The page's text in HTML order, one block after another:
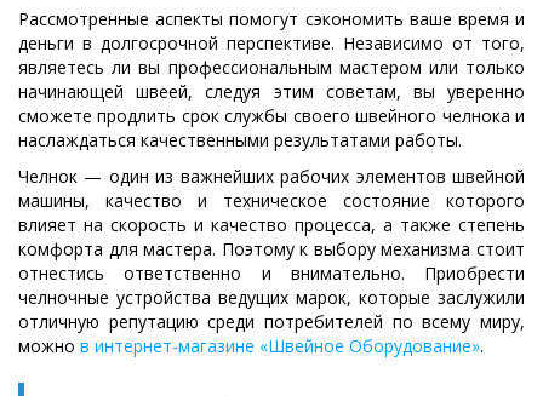
Рассмотренные аспекты помогут сэкономить ваше время и
деньги в долгосрочной перспективе. Независимо от того,
являетесь ли вы профессиональным мастером или только
начинающей швеей, следуя этим советам, вы уверенно
сможете продлить срок службы своего швейного челнока и
наслаждаться качественными результатами работы.
Челнок — один из важнейших рабочих элементов швейной
машины, качество и техническое состояние которого
влияет на скорость и качество процесса, а также степень
комфорта для мастера. Поэтому к выбору механизма стоит
отнестись ответственно и внимательно. Приобрести
челночные устройства ведущих марок, которые заслужили
отличную репутацию среди потребителей по всему миру,
можно в интернет-магазине «Швейное Оборудование».